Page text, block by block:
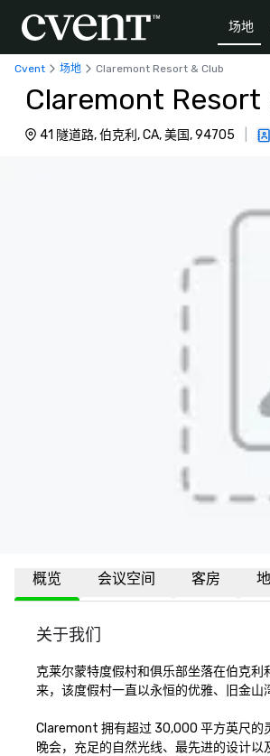
场地
Cvent 场地 Claremont Resort & Club
Claremont Resort
41 隧道路, 伯克利, CA, 美国, 94705
概览 会议空间 客房
关于我们
克莱尔蒙特度假村和俱乐部坐落在伯克
来，该度假村一直以永恒的优雅、旧金山
Claremont 拥有超过 30,000 平方英尺的
晚会，充足的自然光线、最先进的设计以